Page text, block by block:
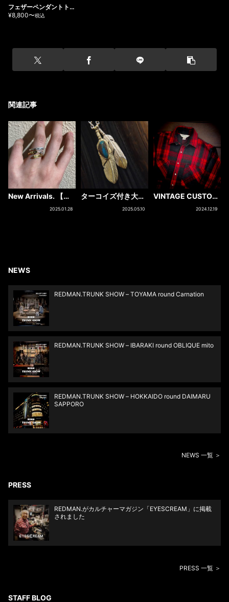
フェザーペンダントトッ
プ8,800〜
関連記事
New Arrivals. 【ア
ローリング】2025.01.28
ターコイズ付き大フ
2025.05.10
VINTAGE CUSTOM
FLANNEL SHIRTS
2024.12.19
NEWS
REDMAN.TRUNK SHOW – TOYAMA round Carnation
REDMAN.TRUNK SHOW – IBARAKI round OBLIQUE mito
REDMAN.TRUNK SHOW – HOKKAIDO round DAIMARU
SAPPORO
NEWS 一覧 ＞
PRESS
REDMAN.がカルチャーマガジン「EYESCREAM」に掲載
されました
PRESS 一覧 ＞
STAFF BLOG